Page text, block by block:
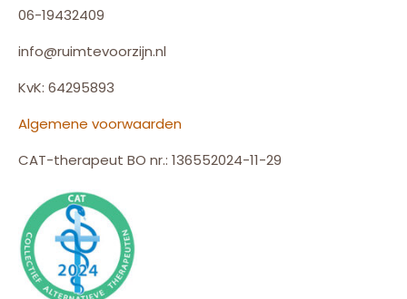
06-19432409
info@ruimtevoorzijn.nl
KvK: 64295893
Algemene voorwaarden
CAT-therapeut BO nr.: 136552024-11-29